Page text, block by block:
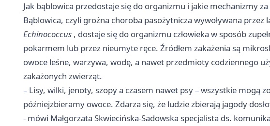
Jak bąblowica przedostaje się do organizmu i jakie mechanizmy
Bąblowica, czyli groźna choroba pasożytnicza wywoływana przez
Echinococcus , dostaje się do organizmu człowieka w sposób
pokarmem lub przez nieumyte ręce. Źródłem zakażenia są
owoce leśne, warzywa, wodę, a nawet przedmioty codziennego
zakażonych zwierząt.
– Lisy, wilki, jenoty, szopy a czasem nawet psy – wszystkie mogą
późniejzbieramy owoce. Zdarza się, że ludzie zbierają jagody
- mówi Małgorzata Skwiecińska-Sadowska specjalista ds.